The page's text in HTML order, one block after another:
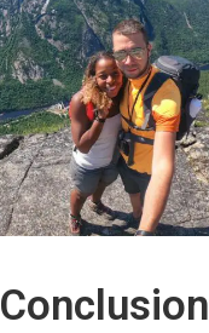
Conclusion